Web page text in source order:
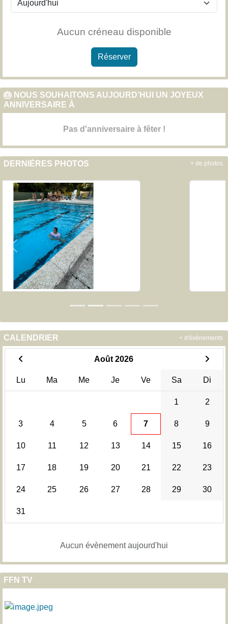
Aucun créneau disponible
Réserver
🎂 NOUS SOUHAITONS AUJOURD’HUI UN JOYEUX
ANNIVERSAIRE À
Pas d'anniversaire à fêter !
DERNIÈRES PHOTOS
Précedent
+ de photos
CALENDRIER
Août 2026
Lu Ma Me Je Ve Sa Di
1 2
3 4 5 6 7 8 9
10 11 12 13 14 15 16
17 18 19 20 21 22 23
24 25 26 27 28 29 30
31
Aucun évènement aujourd'hui
+ d'évènements
FFN TV